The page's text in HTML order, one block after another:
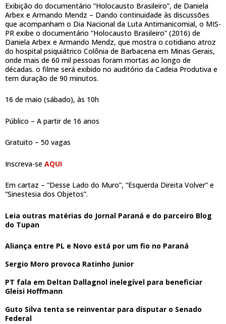
Exibição do documentário “Holocausto Brasileiro”, de Daniela
Arbex e Armando Mendz – Dando continuidade às discussões
que acompanham o Dia Nacional da Luta Antimanicomial, o MIS-
PR exibe o documentário “Holocausto Brasileiro” (2016) de
Daniela Arbex e Armando Mendz, que mostra o cotidiano atroz
do hospital psiquiátrico Colônia de Barbacena em Minas Gerais,
onde mais de 60 mil pessoas foram mortas ao longo de
décadas. o filme será exibido no auditório da Cadeia Produtiva e
tem duração de 90 minutos.
16 de maio (sábado), às 10h
Público – A partir de 16 anos
Gratuito – 50 vagas
Inscreva-se AQUI
Em cartaz – “Desse Lado do Muro”, “Esquerda Direita Volver” e
“Sinestesia dos Objetos”.
Leia outras matérias do Jornal Paraná e do parceiro Blog
do Tupan
Aliança entre PL e Novo está por um fio no Paraná
Sergio Moro provoca Ratinho Junior
PT fala em Deltan Dallagnol inelegível para beneficiar
Gleisi Hoffmann
Guto Silva tenta se reinventar para disputar o Senado
Federal